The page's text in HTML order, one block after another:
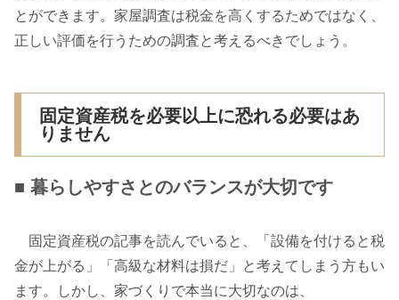
とができます。家屋調査は税金を高くするためではなく、
正しい評価を行うための調査と考えるべきでしょう。
固定資産税を必要以上に恐れる必要はあ
りません
■ 暮らしやすさとのバランスが大切です
固定資産税の記事を読んでいると、「設備を付けると税
金が上がる」「高級な材料は損だ」と考えてしまう方もい
ます。しかし、家づくりで本当に大切なのは、